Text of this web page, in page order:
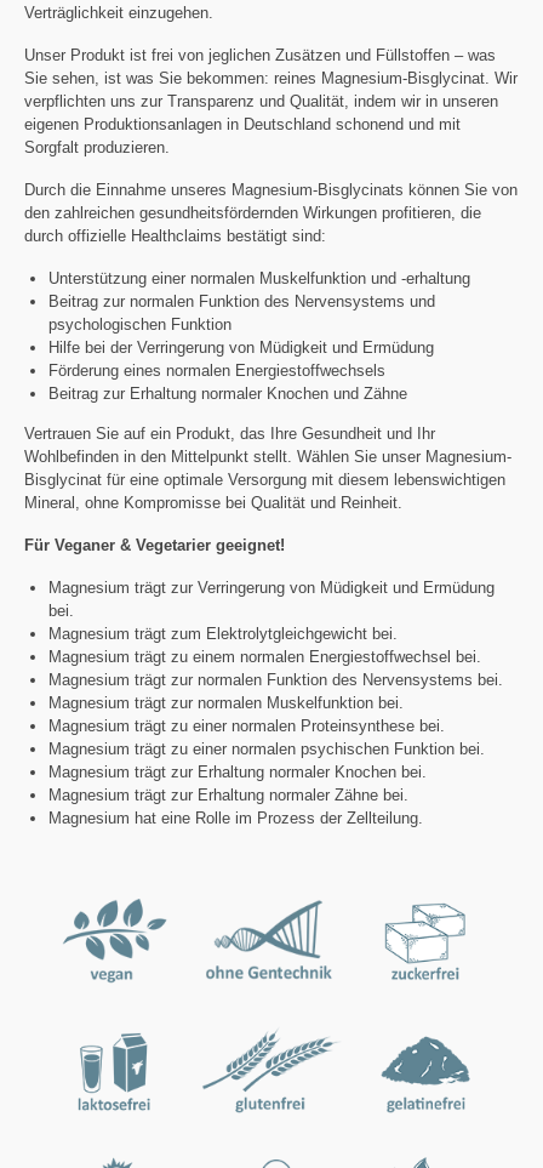
Verträglichkeit einzugehen.
Unser Produkt ist frei von jeglichen Zusätzen und Füllstoffen – was
Sie sehen, ist was Sie bekommen: reines Magnesium-Bisglycinat. Wir
verpflichten uns zur Transparenz und Qualität, indem wir in unseren
eigenen Produktionsanlagen in Deutschland schonend und mit
Sorgfalt produzieren.
Durch die Einnahme unseres Magnesium-Bisglycinats können Sie von
den zahlreichen gesundheitsfördernden Wirkungen profitieren, die
durch offizielle Healthclaims bestätigt sind:
Unterstützung einer normalen Muskelfunktion und -erhaltung
Beitrag zur normalen Funktion des Nervensystems und
psychologischen Funktion
Hilfe bei der Verringerung von Müdigkeit und Ermüdung
Förderung eines normalen Energiestoffwechsels
Beitrag zur Erhaltung normaler Knochen und Zähne
Vertrauen Sie auf ein Produkt, das Ihre Gesundheit und Ihr
Wohlbefinden in den Mittelpunkt stellt. Wählen Sie unser Magnesium-
Bisglycinat für eine optimale Versorgung mit diesem lebenswichtigen
Mineral, ohne Kompromisse bei Qualität und Reinheit.
Für Veganer & Vegetarier geeignet!
Magnesium trägt zur Verringerung von Müdigkeit und Ermüdung
bei.
Magnesium trägt zum Elektrolytgleichgewicht bei.
Magnesium trägt zu einem normalen Energiestoffwechsel bei.
Magnesium trägt zur normalen Funktion des Nervensystems bei.
Magnesium trägt zur normalen Muskelfunktion bei.
Magnesium trägt zu einer normalen Proteinsynthese bei.
Magnesium trägt zu einer normalen psychischen Funktion bei.
Magnesium trägt zur Erhaltung normaler Knochen bei.
Magnesium trägt zur Erhaltung normaler Zähne bei.
Magnesium hat eine Rolle im Prozess der Zellteilung.